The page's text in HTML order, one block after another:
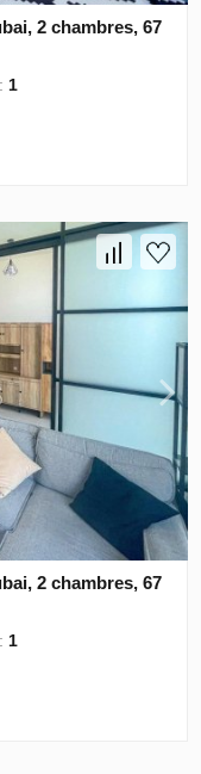
2 chambres, 67
1
2 chambres, 67
1